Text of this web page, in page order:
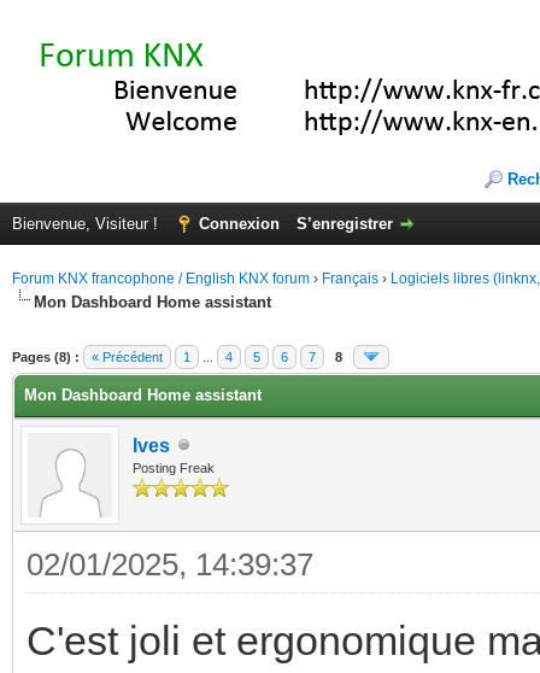
Bienvenue, Visiteur ! Connexion S’enregistrer
Forum KNX francophone / English KNX forum › Français › Logiciels libres
Mon Dashboard Home assistant
Pages (8) : « Précédent 1 4 5 6 7 8
Mon Dashboard Home assistant
Ives
Posting Freak
02/01/2025, 14:39:37
C'est joli et ergonomique